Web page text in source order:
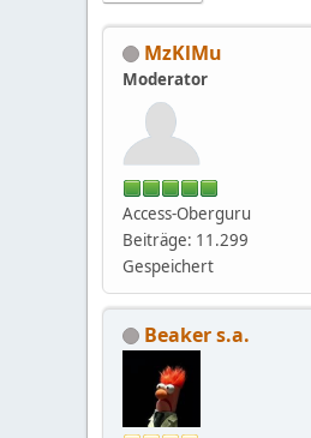
MzKlMu
Moderator
Access-Oberguru
Beiträge: 11.299
Gespeichert
Beaker s.a.